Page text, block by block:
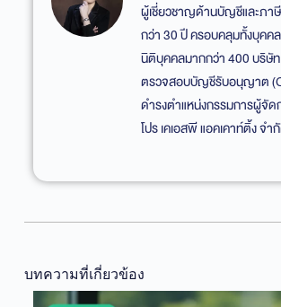
ผู้เชี่ยวชาญด้านบัญชีและภา
กว่า 30 ปี ครอบคลุมทั้งบุคค
นิติบุคคลมากกว่า 400 บริษัท
ตรวจสอบบัญชีรับอนุญาต
ดำรงตำแหน่งกรรมการผู้จั
โปร เคเอสพี แอคเคาท์ติ้ง จำ
บทความที่เกี่ยวข้อง